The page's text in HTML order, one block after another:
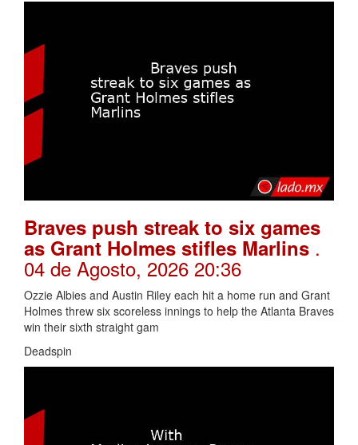
Braves push streak to six games
as Grant Holmes stifles Marlins .
04 de Agosto, 2026 20:36
Ozzie Albies and Austin Riley each hit a home run and Grant
Holmes threw six scoreless innings to help the Atlanta Braves
win their sixth straight gam
Deadspin